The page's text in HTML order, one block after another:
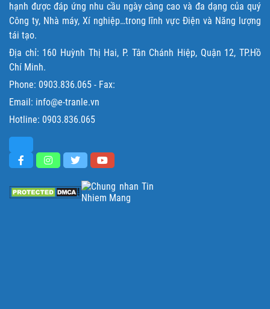
hạnh được đáp ứng nhu cầu ngày càng cao và đa dạng của quý
Công ty, Nhà máy, Xí nghiệp…trong lĩnh vực Điện và Năng lượng
tái tạo.
Địa chỉ: 160 Huỳnh Thị Hai, P. Tân Chánh Hiệp, Quận 12, TP.Hồ
Chí Minh.
Phone: 0903.836.065 - Fax:
Email: info@e-tranle.vn
Hotline: 0903.836.065